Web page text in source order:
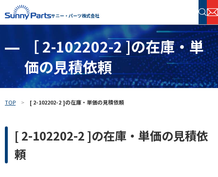
サニー・パーツ株式会社
半導体・電子部品 在庫検索
フリーワードで探す
［ 2-102202-2 ]の在庫・単
価の見積依頼
TOP [ 2-102202-2 ]の在庫・単価の見積依頼
[ 2-102202-2 ]の在庫・単価の見積依
頼